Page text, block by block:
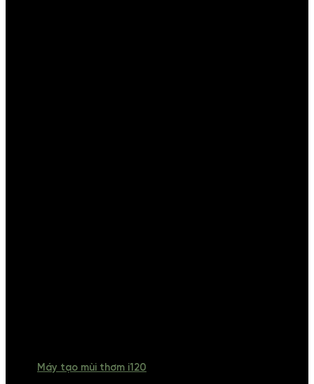
Máy tạo mùi thơm i120